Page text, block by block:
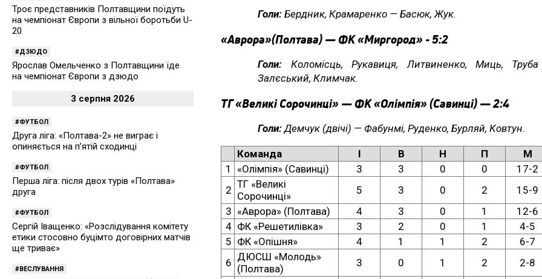
Голи: Бердник, Крамаренко — Басюк, Жук.
«Аврора»(Полтава) — ФК «Миргород» - 5:2
Голи: Коломісць, Рукавиця, Литвиненко, Миць,
Залєський, Климчак.
ТГ «Великі Сорочинці» — ФК «Олімпія» (Савинці) — 2:4
Голи: Демчук (двічі) — Фабунмі, Руденко, Бурляй, Ковтун.
Команда І В Н П М
1
«Олімпія» (Савинці) 3 3 0 0 17-2
2 ТГ «Великі
Сорочинці»
5 3 0 2 15-9
3 «Аврора» (Полтава) 4 3 0 1 12-6
4 ФК «Решетилівка» 3 2 0 1 4-5
5 ФК «Опішня» 4 1 1 2 6-7
6 ДЮСШ «Молодь»
(Полтава)
3 0 1 2 2-8
Троє представників Полтавщини поїдуть
на чемпіонат Європи з вільної боротьби U-
20
ДЗЮДО
Ярослав Омельченко з Полтавщини їде
на чемпіонат Європи з дзюдо
3 серпня 2026
ФУТБОЛ
Друга ліга: «Полтава-2» не виграє і
опиняється на п’ятій сходинці
ФУТБОЛ
Перша ліга: після двох турів «Полтава»
друга
ФУТБОЛ
Сергій Іващенко: «Розслідування комітету
етики стосовно буцімто договірних матчів
ще триває»
ВЕСЛУВАННЯ